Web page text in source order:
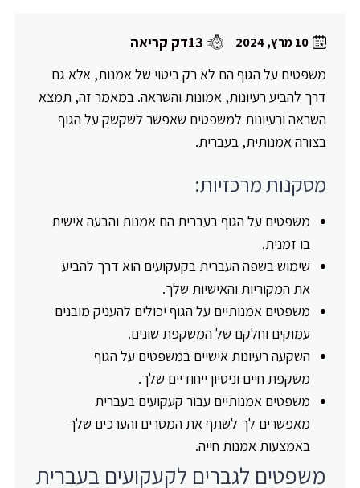
10 מרץ, 2024
13דק קריאה
משפטים על הגוף הם לא רק ביטוי של אמנות, אלא גם
דרך להביע רעיונות, אמונות והשראה. במאמר זה, תמצא
השראה ורעיונות למשפטים שאפשר לשקשק על הגוף
בצורה אמנותית, בעברית.
מסקנות מרכזיות:
משפטים על הגוף בעברית הם אמנות והבעה אישית
בו זמנית.
שימוש בשפה העברית בקעקועים הוא דרך להביע
את המקוריות והאישיות שלך.
משפטים אמנותיים על הגוף יכולים להעניק מובנים
עמוקים וחלקם של המשקפת שונים.
השקעה רעיונות אישיים במשפטים על הגוף
משקפת חיים וניסיון ייחודיים שלך.
משפטים אמנותיים עבור קעקועים בעברית
מאפשרים לך לשתף את המסרים והערכים שלך
באמצעות אמנות חייה.
משפטים לגברים לקעקועים בעברית